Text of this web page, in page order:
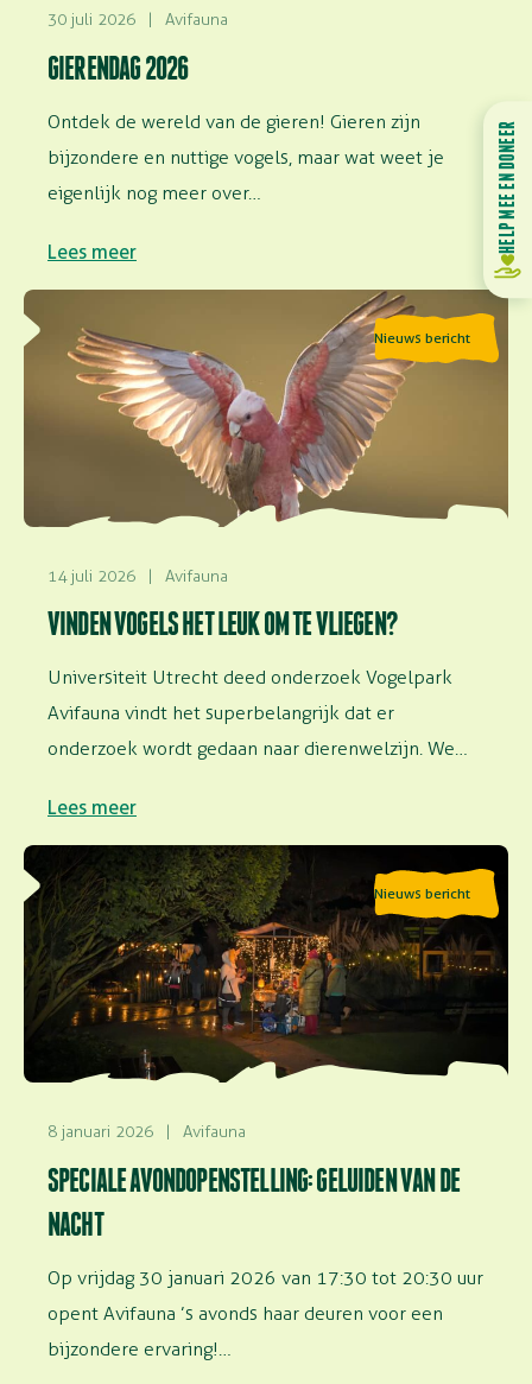
30 juli 2026 | Avifauna
GIERENDAG 2026
Ontdek de wereld van de gieren! Gieren zijn
bijzondere en nuttige vogels, maar wat weet je
eigenlijk nog meer over…
Lees meer
Nieuws bericht
14 juli 2026 | Avifauna
VINDEN VOGELS HET LEUK OM TE VLIEGEN?
Universiteit Utrecht deed onderzoek Vogelpark
Avifauna vindt het superbelangrijk dat er
onderzoek wordt gedaan naar dierenwelzijn. We
Lees meer
Lees meer over Vinden vogels het leuk om te vliegen?
Nieuws bericht
8 januari 2026 | Avifauna
SPECIALE AVONDOPENSTELLING: GELUIDEN VAN DE
NACHT
Op vrijdag 30 januari 2026 van 17:30 tot 20:30 uur
opent Avifauna ’s avonds haar deuren voor een
bijzondere ervaring!…
Lees meer over Speciale avondopenstelling: Geluiden
van de nacht
HELP MEE EN DONEER